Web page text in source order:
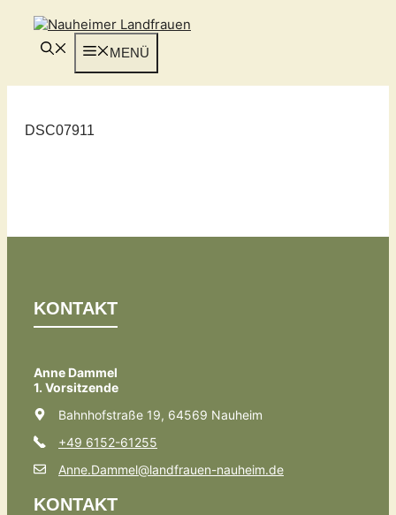
Inhalt
springen
MENÜ
DSC07911
KONTAKT
Anne Dammel
1. Vorsitzende
Bahnhofstraße 19, 64569 Nauheim
+49 6152-61255
Anne.Dammel@landfrauen-nauheim.de
KONTAKT